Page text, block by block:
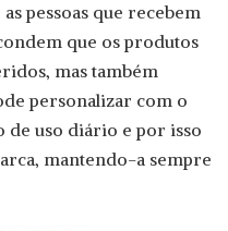
pessoas que recebem
que os produtos
mas também
personalizar com o
de uso diário e por isso
mantendo-a sempre